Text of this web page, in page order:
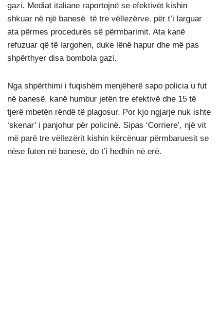
gazi. Mediat italiane raportojnë se efektivët kishin
shkuar në një banesë të tre vëllezërve, për t’i larguar
ata përmes procedurës së përmbarimit. Ata kanë
refuzuar që të largohen, duke lënë hapur dhe më pas
shpërthyer disa bombola gazi.
Nga shpërthimi i fuqishëm menjëherë sapo policia u fut
në banesë, kanë humbur jetën tre efektivë dhe 15 të
tjerë mbetën rëndë të plagosur. Por kjo ngjarje nuk ishte
‘skenar’ i panjohur për policinë. Sipas ‘Corriere’, një vit
më parë tre vëllezërit kishin kërcënuar përmbaruesit se
nëse futen në banesë, do t’i hedhin në erë.